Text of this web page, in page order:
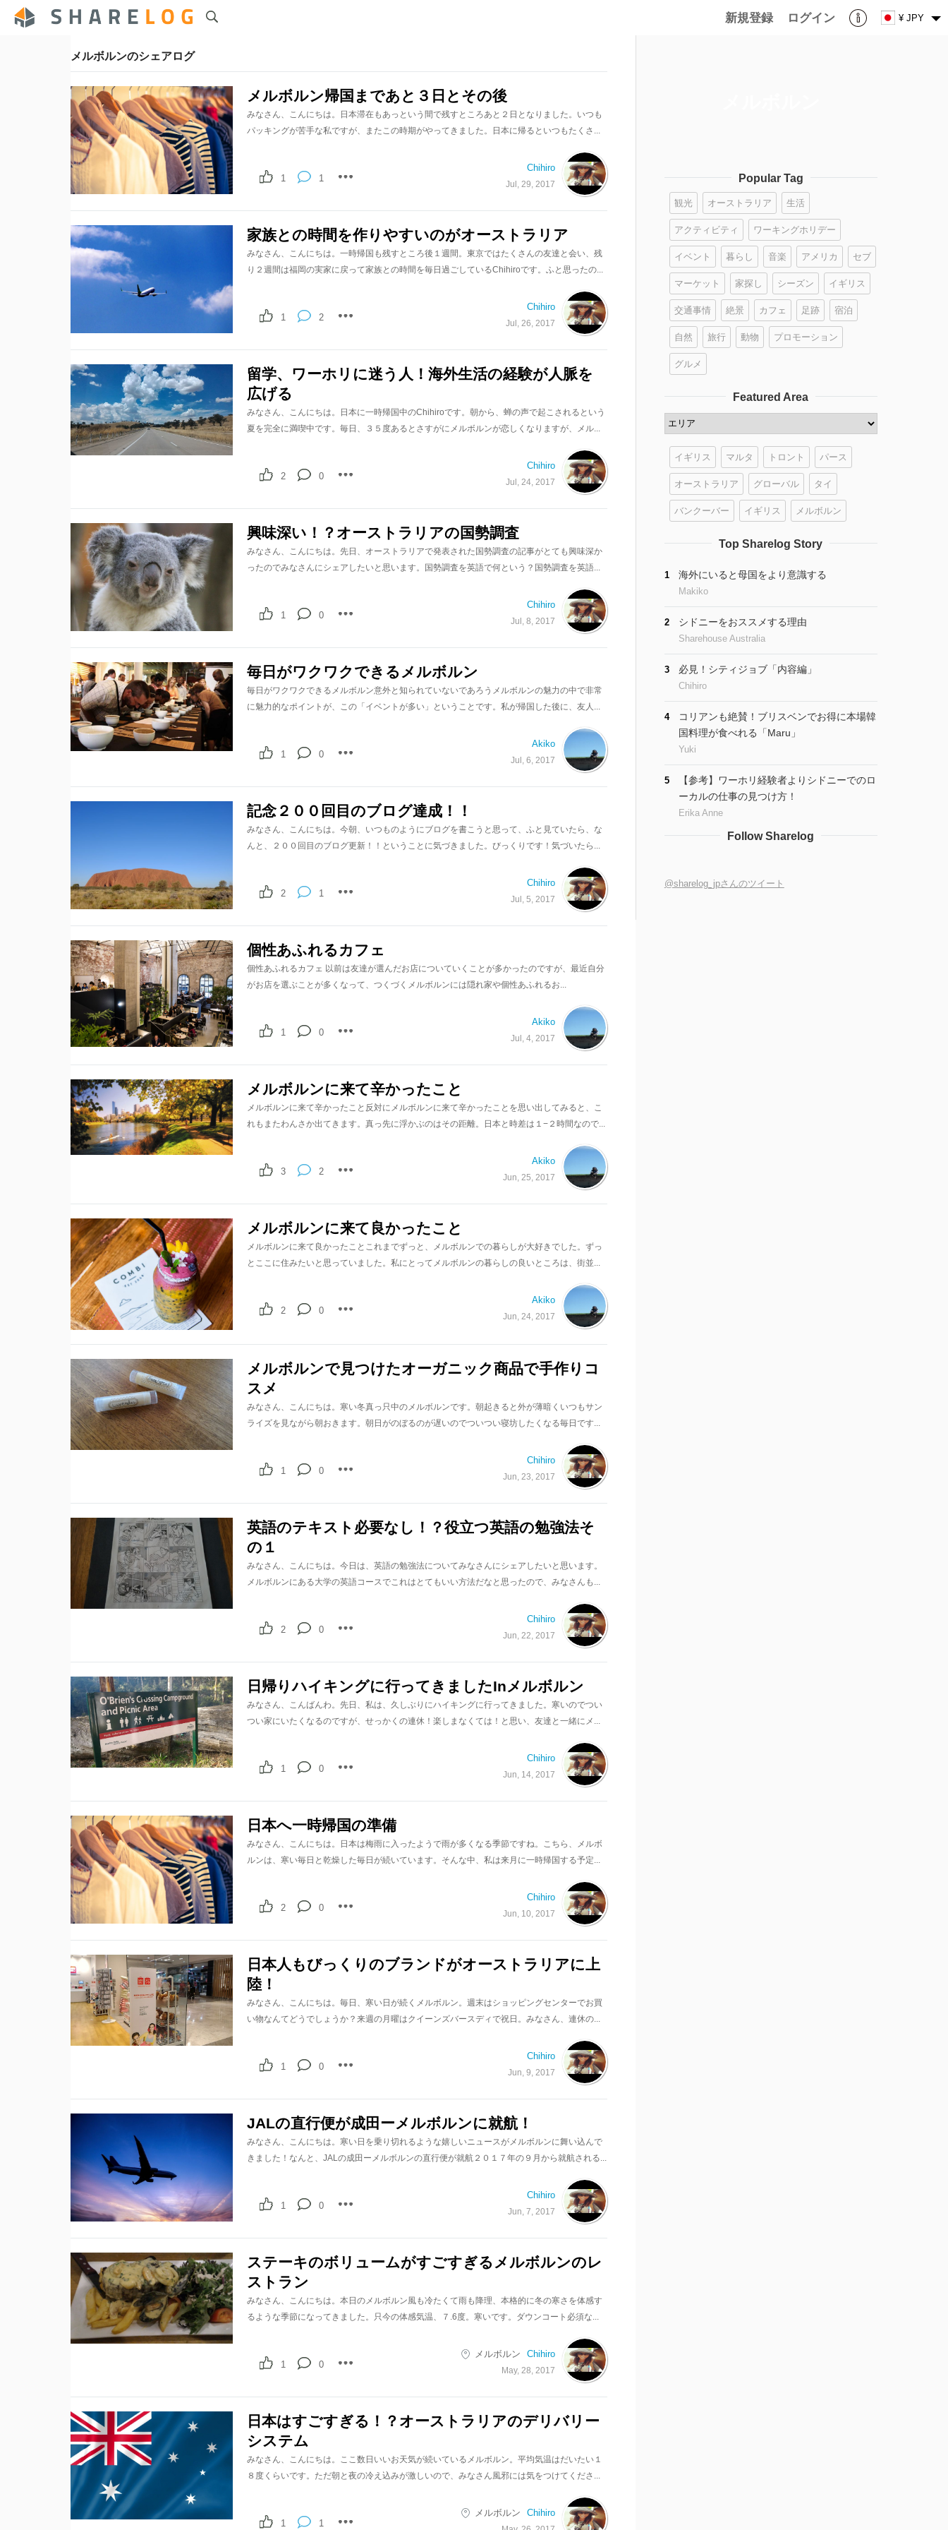
新規登録 ログイン ¥ JPY
メルボルンのシェアログ
メルボルン帰国まであと３日とその後
みなさん、こんにちは。日本滞在もあっという間で残すところあと２日となりました。いつも
パッキングが苦手な私ですが、またこの時期がやってきました。日本に帰るといつもたくさ...
Chihiro
Jul, 29, 2017
1
1
家族との時間を作りやすいのがオーストラリア
みなさん、こんにちは。一時帰国も残すところ後１週間。東京ではたくさんの友達と会い、残
り２週間は福岡の実家に戻って家族との時間を毎日過ごしているChihiroです。ふと思ったの...
Chihiro
Jul, 26, 2017
2
1
留学、ワーホリに迷う人！海外生活の経験が人脈を
広げる
みなさん、こんにちは。日本に一時帰国中のChihiroです。朝から、蝉の声で起こされるという
夏を完全に満喫中です。毎日、３５度あるとさすがにメルボルンが恋しくなりますが、メル...
Chihiro
Jul, 24, 2017
0
2
興味深い！？オーストラリアの国勢調査
みなさん、こんにちは。先日、オーストラリアで発表された国勢調査の記事がとても興味深か
ったのでみなさんにシェアしたいと思います。国勢調査を英語で何という？国勢調査を英語...
Chihiro
Jul, 8, 2017
0
1
毎日がワクワクできるメルボルン
毎日がワクワクできるメルボルン意外と知られていないであろうメルボルンの魅力の中で非常
に魅力的なポイントが、この「イベントが多い」ということです。私が帰国した後に、友人...
Akiko
Jul, 6, 2017
0
1
記念２００回目のブログ達成！！
みなさん、こんにちは。今朝、いつものようにブログを書こうと思って、ふと見ていたら、な
んと、２００回目のブログ更新！！ということに気づきました。びっくりです！気づいたら...
Chihiro
Jul, 5, 2017
1
2
個性あふれるカフェ
個性あふれるカフェ 以前は友達が選んだお店についていくことが多かったのですが、最近自分
がお店を選ぶことが多くなって、つくづくメルボルンには隠れ家や個性あふれるお...
Akiko
Jul, 4, 2017
0
1
メルボルンに来て辛かったこと
メルボルンに来て辛かったこと反対にメルボルンに来て辛かったことを思い出してみると、こ
れもまたわんさか出てきます。真っ先に浮かぶのはその距離。日本と時差は１−２時間なので...
Akiko
Jun, 25, 2017
2
3
メルボルンに来て良かったこと
メルボルンに来て良かったことこれまでずっと、メルボルンでの暮らしが大好きでした。ずっ
とここに住みたいと思っていました。私にとってメルボルンの暮らしの良いところは、街並...
Akiko
Jun, 24, 2017
0
2
メルボルンで見つけたオーガニック商品で手作りコ
スメ
みなさん、こんにちは。寒い冬真っ只中のメルボルンです。朝起きると外が薄暗くいつもサン
ライズを見ながら朝おきます。朝日がのぼるのが遅いのでついつい寝坊したくなる毎日です...
Chihiro
Jun, 23, 2017
0
1
英語のテキスト必要なし！？役立つ英語の勉強法そ
の１
みなさん、こんにちは。今日は、英語の勉強法についてみなさんにシェアしたいと思います。
メルボルンにある大学の英語コースでこれはとてもいい方法だなと思ったので、みなさんも...
Chihiro
Jun, 22, 2017
0
2
日帰りハイキングに行ってきましたInメルボルン
みなさん、こんばんわ。先日、私は、久しぶりにハイキングに行ってきました。寒いのでつい
つい家にいたくなるのですが、せっかくの連休！楽しまなくては！と思い、友達と一緒にメ...
Chihiro
Jun, 14, 2017
0
1
日本へ一時帰国の準備
みなさん、こんにちは。日本は梅雨に入ったようで雨が多くなる季節ですね。こちら、メルボ
ルンは、寒い毎日と乾燥した毎日が続いています。そんな中、私は来月に一時帰国する予定...
Chihiro
Jun, 10, 2017
0
2
日本人もびっくりのブランドがオーストラリアに上
陸！
みなさん、こんにちは。毎日、寒い日が続くメルボルン。週末はショッピングセンターでお買
い物なんてどうでしょうか？来週の月曜はクイーンズバースディで祝日。みなさん、連休の...
Chihiro
Jun, 9, 2017
0
1
JALの直行便が成田ーメルボルンに就航！
みなさん、こんにちは。寒い日を乗り切れるような嬉しいニュースがメルボルンに舞い込んで
きました！なんと、JALの成田ーメルボルンの直行便が就航２０１７年の９月から就航される...
Chihiro
Jun, 7, 2017
0
1
ステーキのボリュームがすごすぎるメルボルンのレ
ストラン
みなさん、こんにちは。本日のメルボルン風も冷たくて雨も降理、本格的に冬の寒さを体感す
るような季節になってきました。只今の体感気温、７.6度。寒いです。ダウンコート必須な...
メルボルン Chihiro
May, 28, 2017
0
1
日本はすごすぎる！？オーストラリアのデリバリー
システム
みなさん、こんにちは。ここ数日いいお天気が続いているメルボルン。平均気温はだいたい１
８度くらいです。ただ朝と夜の冷え込みが激しいので、みなさん風邪には気をつけてくださ...
メルボルン Chihiro
1
1
Popular Tag
観光 オーストラリア 生活
アクティビティ ワーキングホリデー
イベント 暮らし 音楽 アメリカ セブ
マーケット 家探し シーズン イギリス
交通事情 絶景 カフェ 足跡 宿泊
自然 旅行 動物 プロモーション
グルメ
Featured Area
イギリス マルタ トロント パース
オーストラリア グローバル タイ
バンクーバー イギリス メルボルン
Top Sharelog Story
1 海外にいると母国をより意識する
Makiko
2 シドニーをおススメする理由
Sharehouse Australia
3 必見！シティジョブ「内容編」
Chihiro
4
コリアンも絶賛！ブリスベンでお得に本場韓
国料理が食べれる「Maru」
Yuki
5
【参考】ワーホリ経験者よりシドニーでのロ
ーカルの仕事の見つけ方！
Erika Anne
Follow Sharelog
@sharelog_jpさんのツイート